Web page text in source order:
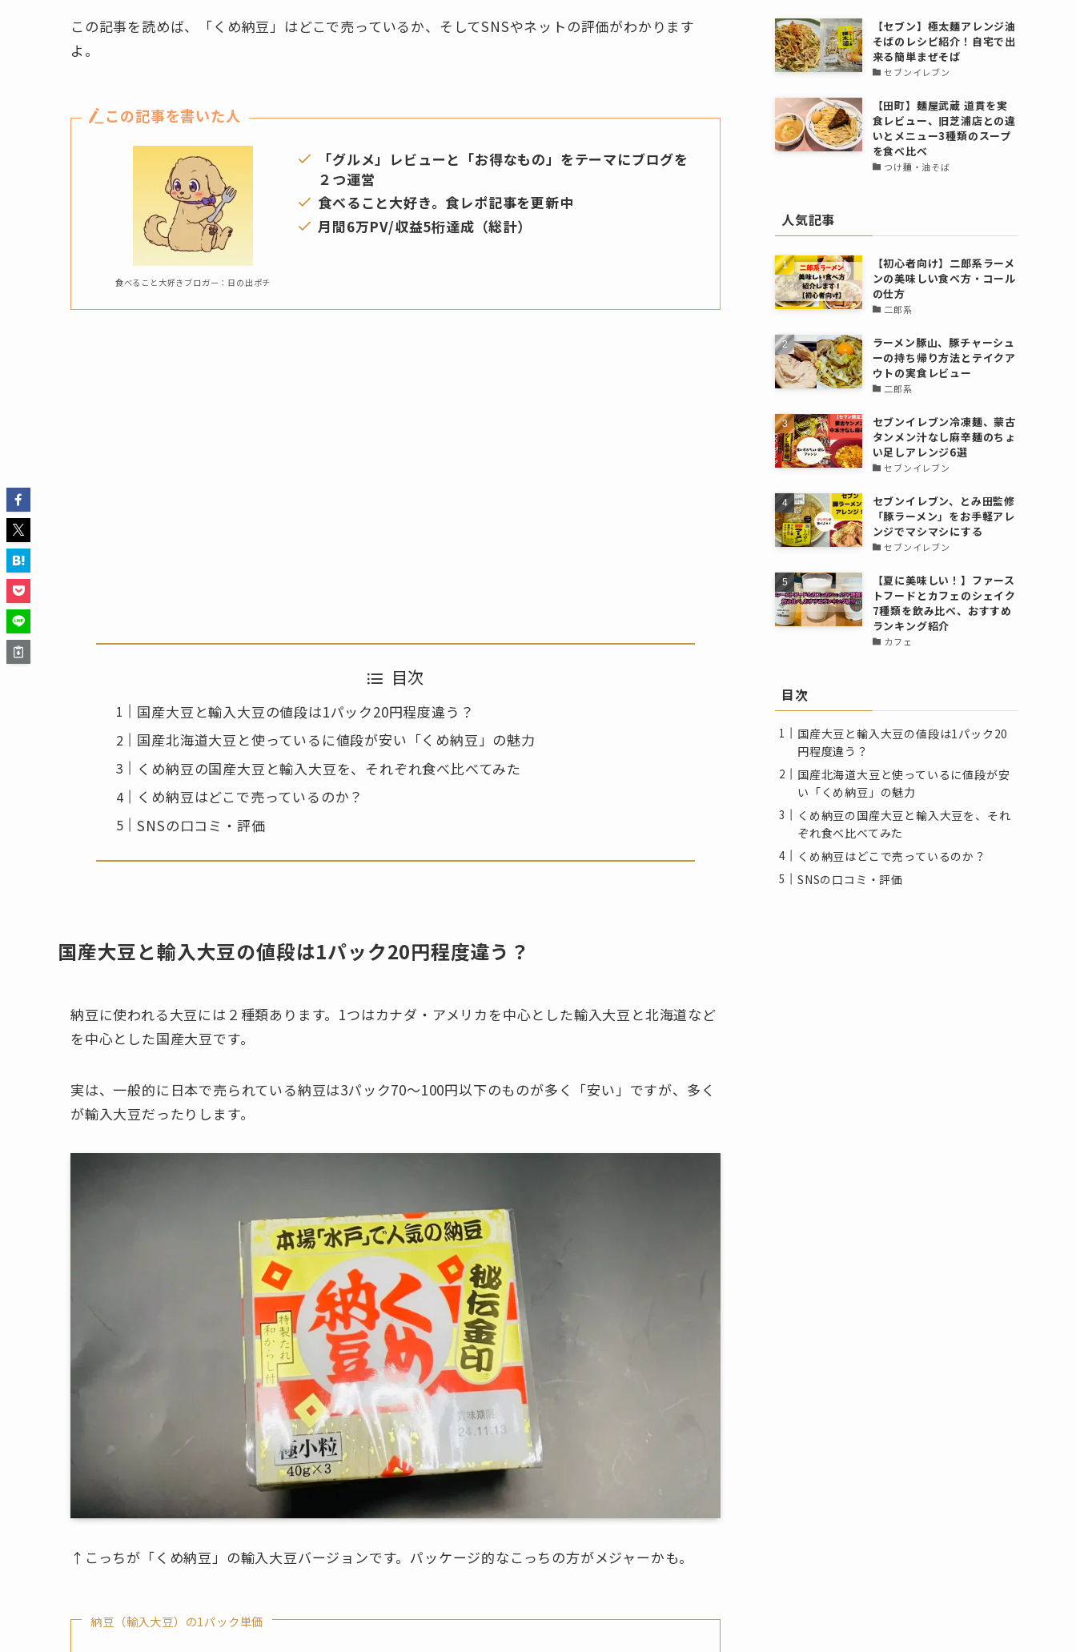
この記事を読めば、「くめ納豆」はどこで売っているか、そしてSNSやネットの評価がわかります
よ。
この記事を書いた人
食べること大好きブロガー：日の出ポチ
「グルメ」レビューと「お得なもの」をテーマにブログを
２つ運営
食べること大好き。食レポ記事を更新中
月間6万PV/収益5桁達成（総計）
目次
国産大豆と輸入大豆の値段は1パック20円程度違う？
国産北海道大豆と使っているに値段が安い「くめ納豆」の魅力
くめ納豆の国産大豆と輸入大豆を、それぞれ食べ比べてみた
くめ納豆はどこで売っているのか？
SNSの口コミ・評価
国産大豆と輸入大豆の値段は1パック20円程度違う？
納豆に使われる大豆には２種類あります。1つはカナダ・アメリカを中心とした輸入大豆と北海道など
を中心とした国産大豆です。
実は、一般的に日本で売られている納豆は3パック70〜100円以下のものが多く「安い」ですが、多く
が輸入大豆だったりします。
↑こっちが「くめ納豆」の輸入大豆バージョンです。パッケージ的なこっちの方がメジャーかも。
納豆（輸入大豆）の1パック単価
【セブン】極太麺アレンジ油
そばのレシピ紹介！自宅で出
来る簡単まぜそば
セブンイレブン
【田町】麺屋武蔵 道貫を実
食レビュー、旧芝浦店との違
いとメニュー3種類のスープ
を食べ比べ
つけ麺・油そば
人気記事
【初心者向け】二郎系ラーメ
ンの美味しい食べ方・コール
の仕方
二郎系
ラーメン豚山、豚チャーシュ
ーの持ち帰り方法とテイクア
ウトの実食レビュー
二郎系
セブンイレブン冷凍麺、蒙古
タンメン汁なし麻辛麺のちょ
い足しアレンジ6選
セブンイレブン
セブンイレブン、とみ田監修
「豚ラーメン」をお手軽アレ
ンジでマシマシにする
セブンイレブン
【夏に美味しい！】ファース
トフードとカフェのシェイク
7種類を飲み比べ、おすすめ
ランキング紹介
カフェ
目次
国産大豆と輸入大豆の値段は1パック20
円程度違う？
国産北海道大豆と使っているに値段が安
い「くめ納豆」の魅力
くめ納豆の国産大豆と輸入大豆を、それ
ぞれ食べ比べてみた
くめ納豆はどこで売っているのか？
SNSの口コミ・評価